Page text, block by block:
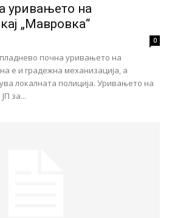
уривањето на
„Мавровка“
0
почна уривањето на
е и градежна механизација, а
локалната полиција. Уривањето на
за...